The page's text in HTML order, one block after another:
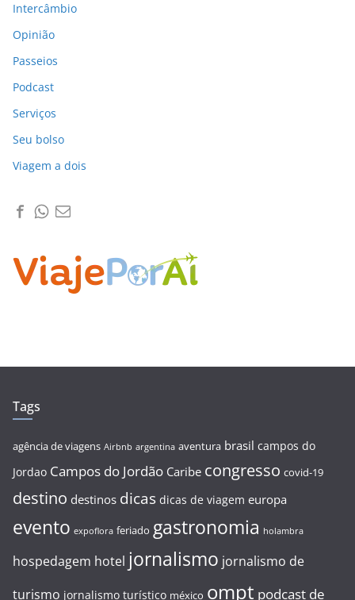
Intercâmbio
Opinião
Passeios
Podcast
Serviços
Seu bolso
Viagem a dois
Tags
agência de viagens Airbnb argentina aventura brasil campos do
Jordao Campos do Jordão Caribe congresso covid-19
destino destinos dicas dicas de viagem europa
evento expoflora feriado gastronomia holambra
hospedagem hotel jornalismo jornalismo de
turismo jornalismo turístico méxico ompt podcast de